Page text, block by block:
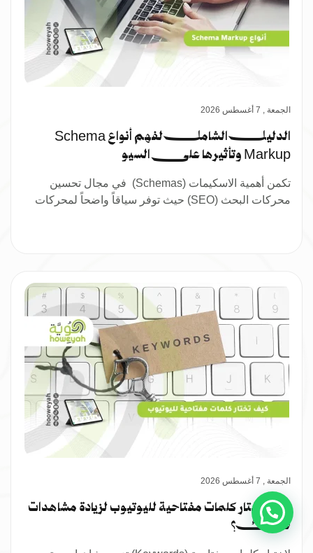
الجمعة , 7 أغسطس 2026
الدليل الشامل لفهم أنواع Schema
Markup وتأثيرها على السيو
تكمن أهمية الاسكيمات (Schemas) في مجال تحسين
محركات البحث (SEO) حيث توفر سياقاً واضحاً لمحركات
الجمعة , 7 أغسطس 2026
كيف تختار كلمات مفتاحية لليوتيوب لزيادة مشاهدات
قناتك؟
عــــــرض المدونــــــة